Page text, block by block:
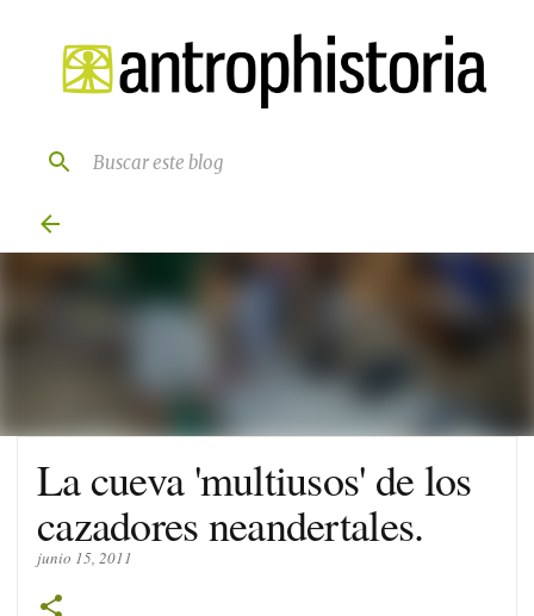
Ir al contenido principal
La cueva 'multiusos' de los
cazadores neandertales.
junio 15, 2011